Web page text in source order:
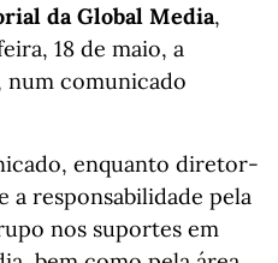
da Global Media,
18 de maio, a
comunicado
enquanto diretor-
a responsabilidade pela
nos suportes em